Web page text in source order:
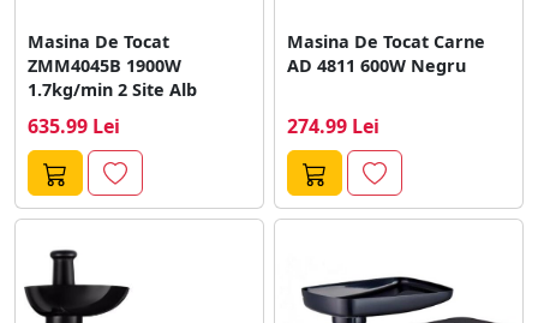
Masina De Tocat
ZMM4045B 1900W
1.7kg/min 2 Site Alb
635.99 Lei
Masina De Tocat Carne
AD 4811 600W Negru
274.99 Lei